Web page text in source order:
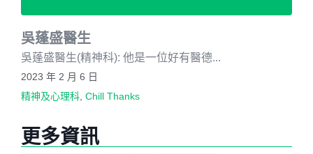
吳蓬盛醫生
吳蓬盛醫生(精神科): 他是一位好有醫德...
2023 年 2 月 6 日
精神及心理科 Chill Thanks
更多資訊